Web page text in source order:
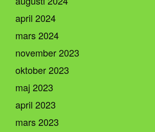
april 2024
mars 2024
november 2023
oktober 2023
maj 2023
april 2023
mars 2023